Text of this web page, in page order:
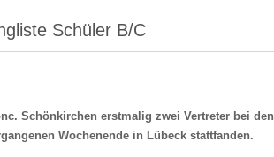
Schüler B/C
Schönkirchen erstmalig zwei Vertreter bei den
Wochenende in Lübeck stattfanden.